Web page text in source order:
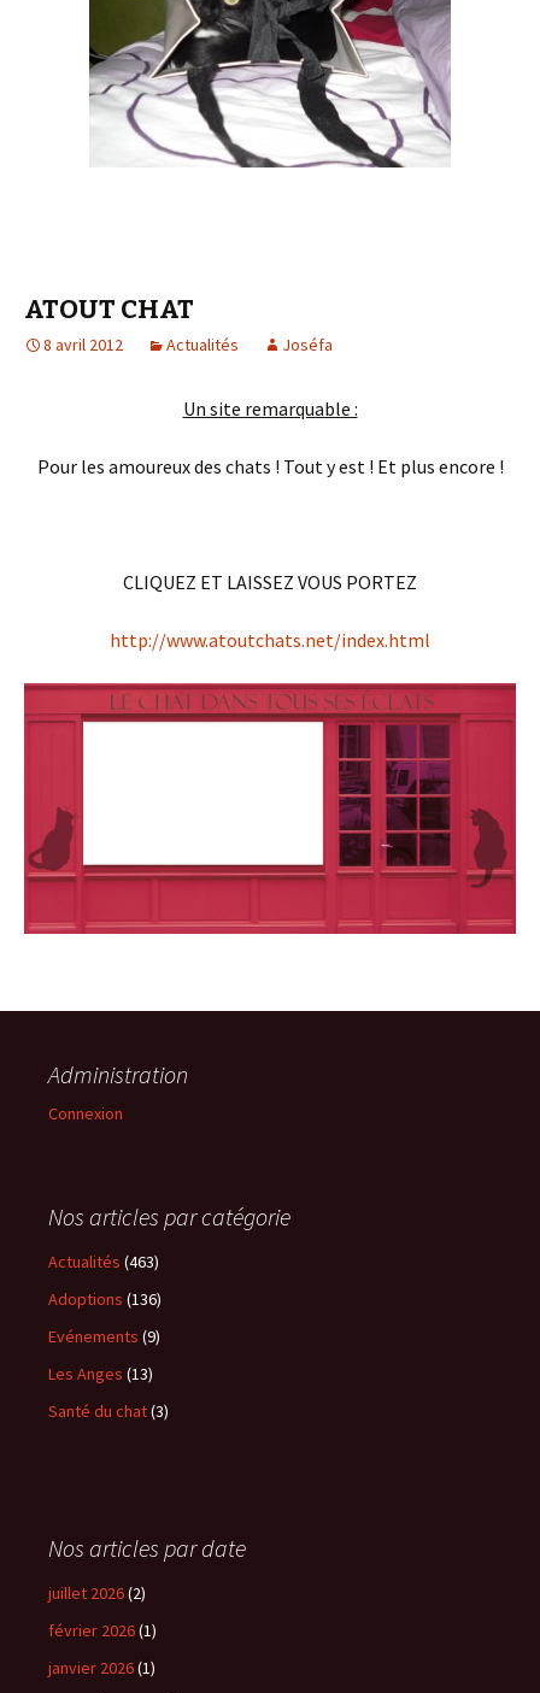
ATOUT CHAT
8 avril 2012 Actualités Joséfa
Un site remarquable :
Pour les amoureux des chats ! Tout y est ! Et plus encore !
CLIQUEZ ET LAISSEZ VOUS PORTEZ
http://www.atoutchats.net/index.html
Administration
Connexion
Nos articles par catégorie
Actualités (463)
Adoptions (136)
Evénements (9)
Les Anges (13)
Santé du chat(3)
Nos articles par date
juillet 2026(2)
février 2026(1)
janvier 2026(1)